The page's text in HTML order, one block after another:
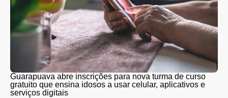
Guarapuava abre inscrições para nova turma de curso
gratuito que ensina idosos a usar celular, aplicativos e
serviços digitais